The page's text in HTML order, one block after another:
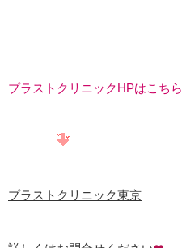
プラストクリニックHPはこちら
プラストクリニック東京